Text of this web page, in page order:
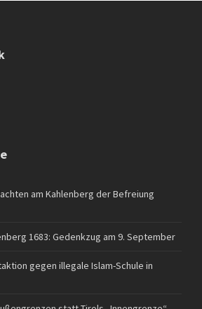
am Kahlenberg der Befreiung
1683: Gedenkzug am 9. September
gegen illegale Islam-Schule in